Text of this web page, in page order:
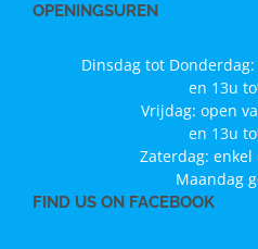
OPENINGSUREN
Dinsdag tot
en 13u
Vrijdag: open
en 13u
Zaterdag: enkel
Maandag
FIND US ON FACEBOOK